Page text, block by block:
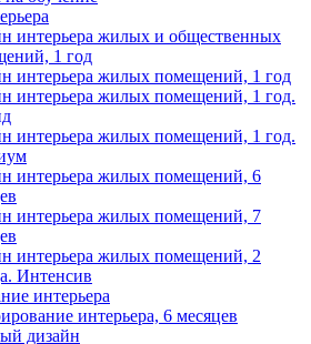
интерьера жилых и общественных
1 год
интерьера жилых помещений, 1 год
интерьера жилых помещений, 1 год.
интерьера жилых помещений, 1 год.
интерьера жилых помещений, 6
интерьера жилых помещений, 7
интерьера жилых помещений, 2
Интенсив
интерьера
интерьера, 6 месяцев
дизайн